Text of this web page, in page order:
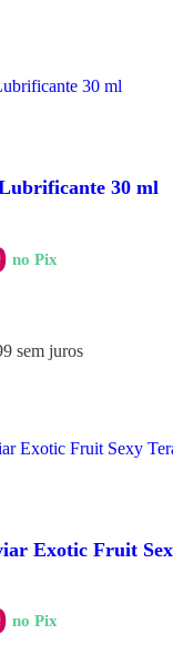
30 ml
sem juros
no Pix
Exotic Fruit
no Pix